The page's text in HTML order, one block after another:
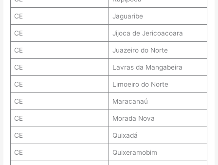
CE Jaguaribe
CE Jijoca de Jericoacoara
CE Juazeiro do Norte
CE Lavras da Mangabeira
CE Limoeiro do Norte
CE Maracanaú
CE Morada Nova
CE Quixadá
CE Quixeramobim